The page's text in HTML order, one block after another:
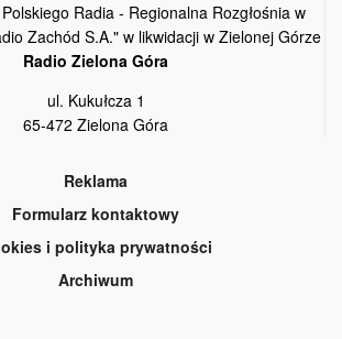
Radia - Regionalna Rozgłośnia w
Zachód S.A." w likwidacji w Zielonej Górze
Radio Zielona Góra
ul. Kukułcza 1
65-472 Zielona Góra
Reklama
Formularz kontaktowy
i polityka prywatności
Archiwum